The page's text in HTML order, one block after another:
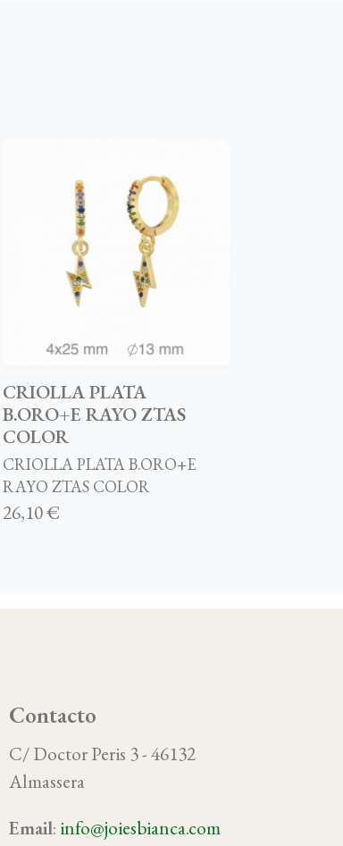
CRIOLLA PLATA
B.ORO+E RAYO ZTAS
COLOR
CRIOLLA PLATA B.ORO+E
RAYO ZTAS COLOR
26,10 €
Contacto
C/ Doctor Peris 3 - 46132
Almassera
Email: info@joiesbianca.com